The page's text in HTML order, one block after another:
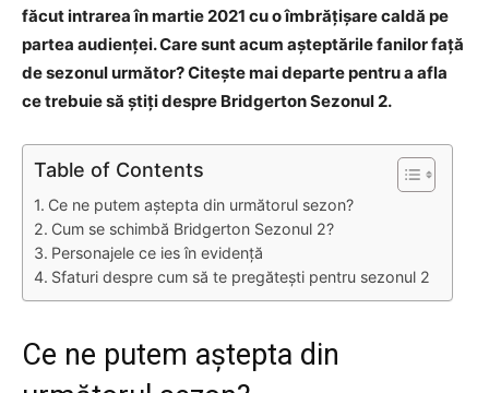
făcut intrarea în martie 2021 cu o îmbrățișare caldă pe
partea audienței. Care sunt acum așteptările fanilor față
de sezonul următor? Citește mai departe pentru a afla
ce trebuie să știți despre Bridgerton Sezonul 2.
Table of Contents
Ce ne putem aștepta din următorul sezon?
Cum se schimbă Bridgerton Sezonul 2?
Personajele ce ies în evidență
Sfaturi despre cum să te pregătești pentru sezonul 2
Ce ne putem aștepta din